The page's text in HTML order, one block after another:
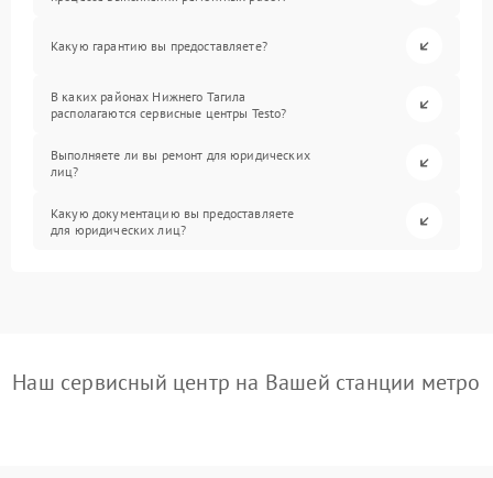
Какую гарантию вы предоставляете?
В каких районах Нижнего Тагила
располагаются сервисные центры Testo?
Выполняете ли вы ремонт для юридических
лиц?
Какую документацию вы предоставляете
для юридических лиц?
Наш сервисный центр на Вашей станции метро